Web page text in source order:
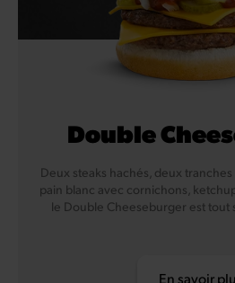
Double
Deux steaks hachés, deux
pain blanc avec cornichons,
le Double Cheeseburger est tout
En savoir